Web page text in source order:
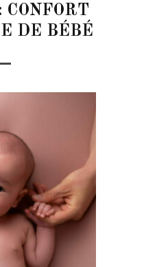
CONFORT
DE BÉBÉ